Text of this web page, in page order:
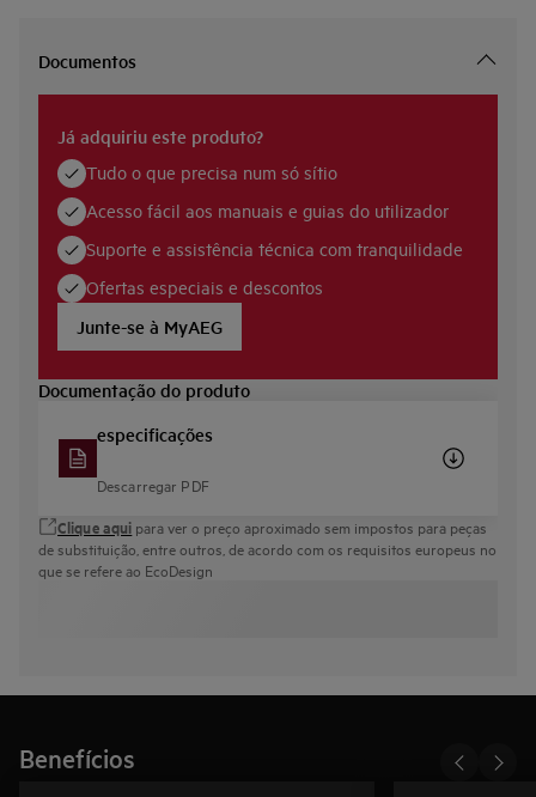
Documentos
Já adquiriu este produto?
Tudo o que precisa num só sítio
Acesso fácil aos manuais e guias do utilizador
Suporte e assistência técnica com tranquilidade
Ofertas especiais e descontos
Junte-se à MyAEG
Documentação do produto
especificações
Descarregar PDF
Clique aqui para ver o preço aproximado sem impostos para peças
de substituição, entre outros, de acordo com os requisitos europeus no
que se refere ao EcoDesign
Benefícios